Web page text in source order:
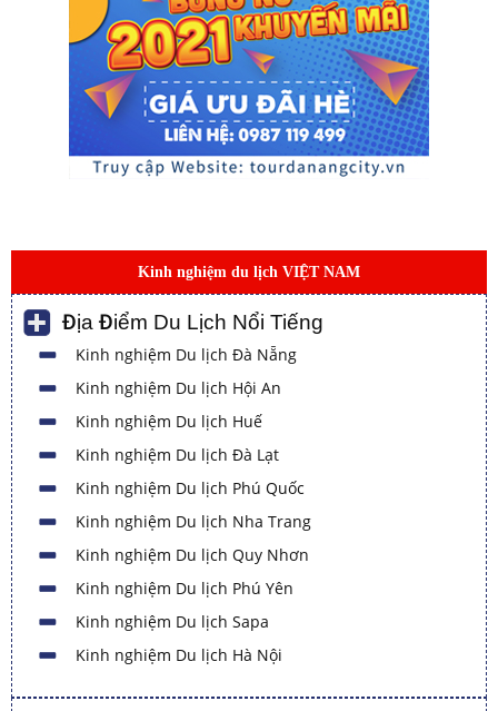
Kinh nghiệm du lịch VIỆT NAM
Địa Điểm Du Lịch Nổi Tiếng
Kinh nghiệm Du lịch Đà Nẵng
Kinh nghiệm Du lịch Hội An
Kinh nghiệm Du lịch Huế
Kinh nghiệm Du lịch Đà Lạt
Kinh nghiệm Du lịch Phú Quốc
Kinh nghiệm Du lịch Nha Trang
Kinh nghiệm Du lịch Quy Nhơn
Kinh nghiệm Du lịch Phú Yên
Kinh nghiệm Du lịch Sapa
Kinh nghiệm Du lịch Hà Nội